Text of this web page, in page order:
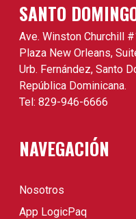
SANTO
Ave. Winston Churchill
Plaza New Orleans,
Urb. Fernández, Santo
República Dominicana.
Tel: 829-946-6666
NAVEGACIÓN
Nosotros
App LogicPaq